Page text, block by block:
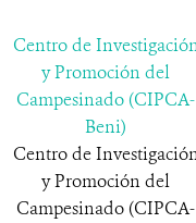
Centro de
y Promoción del
Campesinado (CIPCA-
Beni)
Centro de
y Promoción del
Campesinado (CIPCA-